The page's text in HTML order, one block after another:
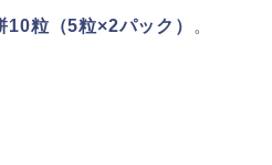
10粒（5粒×2パック） 。